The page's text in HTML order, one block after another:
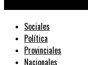
Sociales
Política
Provinciales
Nacionales